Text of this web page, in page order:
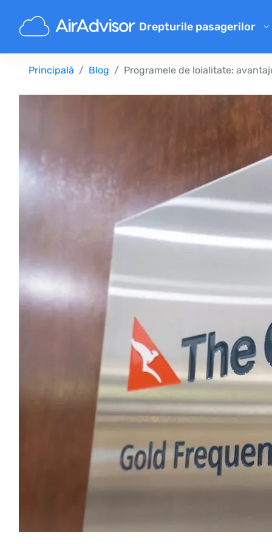
Drepturile pasagerilor
Calculator de despăgubiri
Despăgubire pentru zbor
Despăgubire pentru zbor
Despăgubiri pentru bagaje
Despăgubire pentru refuz la
Compensațiile companiilor
Reclamații ale companiilor
Despăgubiri pentru greva
Reglementări
Principală Blog Programele de loialitate: